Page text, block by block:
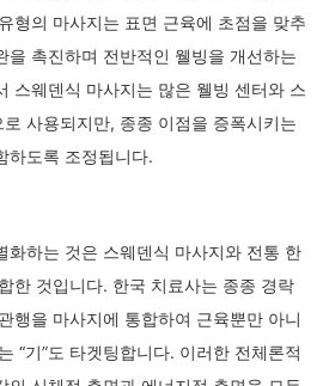
형의 마사지는 표면 근육에 초점을 맞추
을 촉진하며 전반적인 웰빙을 개선하는
스웨덴식 마사지는 많은 웰빙 센터와 스
사용되지만, 종종 이점을 증폭시키는
하도록 조정됩니다.
화하는 것은 스웨덴식 마사지와 전통 한
한 것입니다. 한국 치료사는 종종 경락
행을 마사지에 통합하여 근육뿐만 아니
“기”도 타겟팅합니다. 이러한 전체론적